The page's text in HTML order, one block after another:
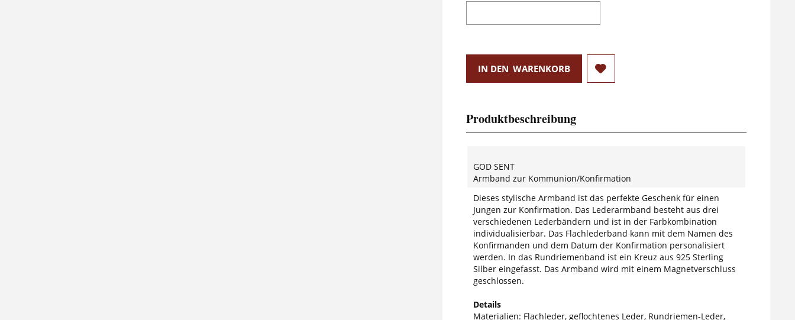
IN DEN WARENKORB
Produktbeschreibung
GOD SENT
Armband zur Kommunion/Konfirmation
Dieses stylische Armband ist das perfekte Geschenk für einen
Jungen zur Konfirmation. Das Lederarmband besteht aus drei
verschiedenen Lederbändern und ist in der Farbkombination
individualisierbar. Das Flachlederband kann mit dem Namen des
Konfirmanden und dem Datum der Konfirmation personalisiert
werden. In das Rundriemenband ist ein Kreuz aus 925 Sterling
Silber eingefasst. Das Armband wird mit einem Magnetverschluss
geschlossen.
Details
Materialien: Flachleder, geflochtenes Leder, Rundriemen-Leder,